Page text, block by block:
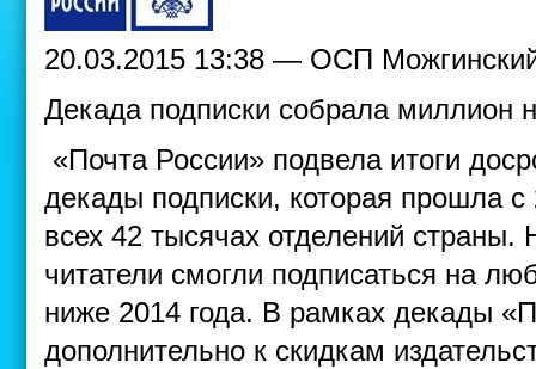
20.03.2015 13:38 — ОСП
Декада подписки собрала миллион
«Почта России» подвела итоги
декады подписки, которая прошла
всех 42 тысячах отделений страны.
читатели смогли подписаться на
ниже 2014 года. В рамках декады
дополнительно к скидкам